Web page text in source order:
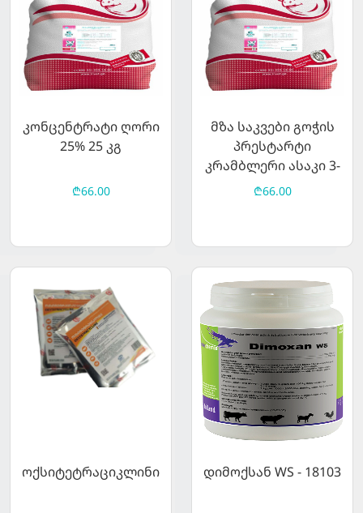
კონცენტრატი ღორი
25% 25 კგ
₾66.00
მზა საკვები გოჭის
პრესტარტი
კრამბლერი ასაკი 3-
12 კგ
₾66.00
ოქსიტეტრაციკლინი დიმოქსან WS - 18103